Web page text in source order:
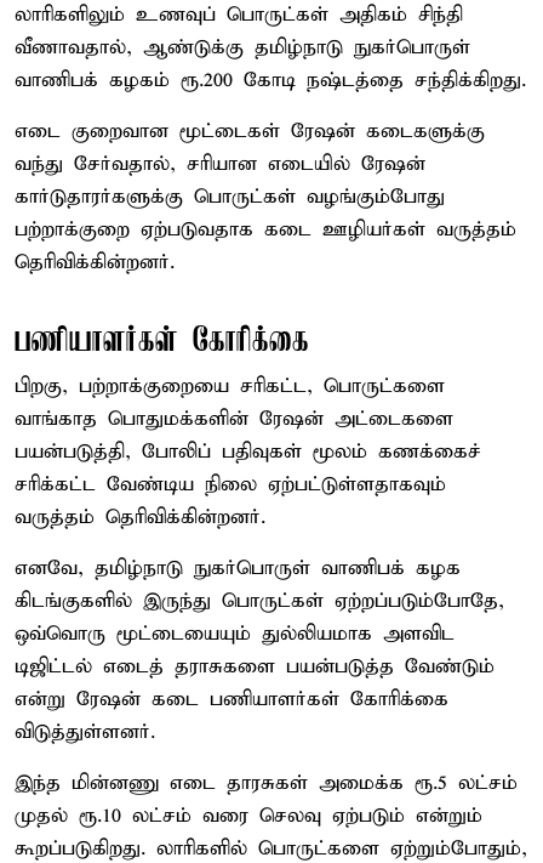
லாரிகளிலும் உணவுப் பொருட்கள் அதிகம் சிந்தி
வீணாவதால், ஆண்டுக்கு தமிழ்நாடு நுகர்பொருள்
வாணிபக் கழகம் ரூ.200 கோடி நஷ்டத்தை சந்திக்கிறது.
எடை குறைவான மூட்டைகள் ரேஷன் கடைகளுக்கு
வந்து சேர்வதால், சரியான எடையில் ரேஷன்
கார்டுதாரர்களுக்கு பொருட்கள் வழங்கும்போது
பற்றாக்குறை ஏற்படுவதாக கடை ஊழியர்கள் வருத்தம்
தெரிவிக்கின்றனர்.
பணியாளர்கள் கோரிக்கை
பிறகு, பற்றாக்குறையை சரிகட்ட, பொருட்களை
வாங்காத பொதுமக்களின் ரேஷன் அட்டைகளை
பயன்படுத்தி, போலிப் பதிவுகள் மூலம் கணக்கைச்
சரிக்கட்ட வேண்டிய நிலை ஏற்பட்டுள்ளதாகவும்
வருத்தம் தெரிவிக்கின்றனர்.
எனவே, தமிழ்நாடு நுகர்பொருள் வாணிபக் கழக
கிடங்குகளில் இருந்து பொருட்கள் ஏற்றப்படும்போதே,
ஒவ்வொரு மூட்டையையும் துல்லியமாக அளவிட
டிஜிட்டல் எடைத் தராசுகளை பயன்படுத்த வேண்டும்
என்று ரேஷன் கடை பணியாளர்கள் கோரிக்கை
விடுத்துள்ளனர்.
இந்த மின்னணு எடை தாரசுகள் அமைக்க ரூ.5 லட்சம்
முதல் ரூ.10 லட்சம் வரை செலவு ஏற்படும் என்றும்
கூறப்படுகிறது. ​லாரிகளில் பொருட்களை ஏற்றும்போதும்,